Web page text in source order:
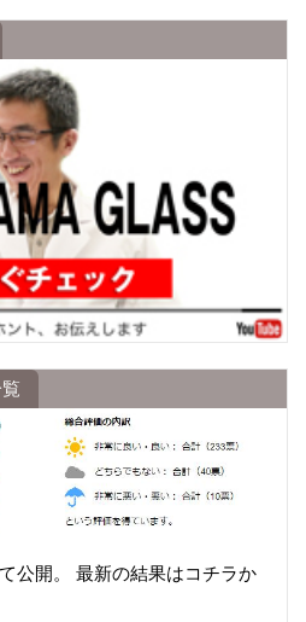
公開。 最新の結果はコチラか